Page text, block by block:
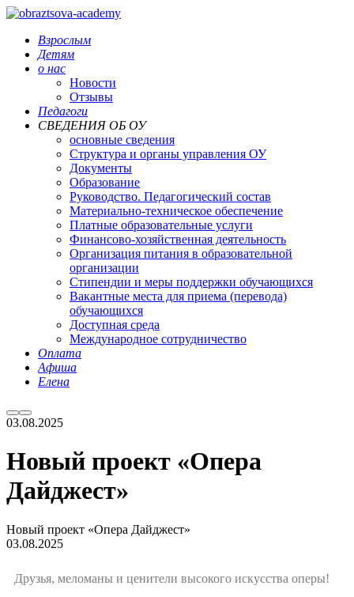
Взрослым
Детям
о нас
Новости
Отзывы
Педагоги
СВЕДЕНИЯ ОБ ОУ
основные сведения
Структура и органы управления ОУ
Документы
Образование
Руководство. Педагогический состав
Материально-техническое обеспечение
Платные образовательные услуги
Финансово-хозяйственная деятельность
Организация питания в образовательной
организации
Стипендии и меры поддержки обучающихся
Вакантные места для приема (перевода)
обучающихся
Доступная среда
Международное сотрудничество
Оплата
Афиша
Елена
03.08.2025
Новый проект «Опера
Дайджест»
Новый проект «Опера Дайджест»
03.08.2025
Друзья, меломаны и ценители высокого искусства оперы!